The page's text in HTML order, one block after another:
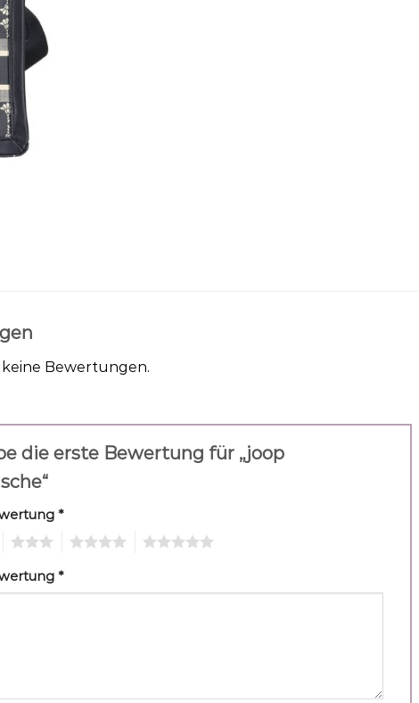
keine Bewertungen.
die erste Bewertung für „joop
*
*